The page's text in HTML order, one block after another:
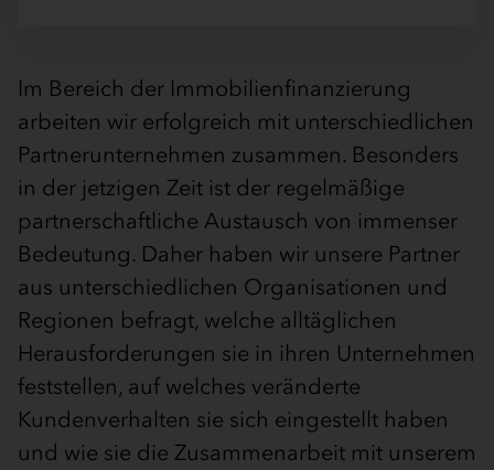
Im Bereich der Immobilienfinanzierung
arbeiten wir erfolgreich mit unterschiedlichen
Partnerunternehmen zusammen. Besonders
in der jetzigen Zeit ist der regelmäßige
partnerschaftliche Austausch von immenser
Bedeutung. Daher haben wir unsere Partner
aus unterschiedlichen Organisationen und
Regionen befragt, welche alltäglichen
Herausforderungen sie in ihren Unternehmen
feststellen, auf welches veränderte
Kundenverhalten sie sich eingestellt haben
und wie sie die Zusammenarbeit mit unserem